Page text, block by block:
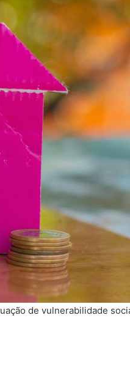
de vulnerabilidade